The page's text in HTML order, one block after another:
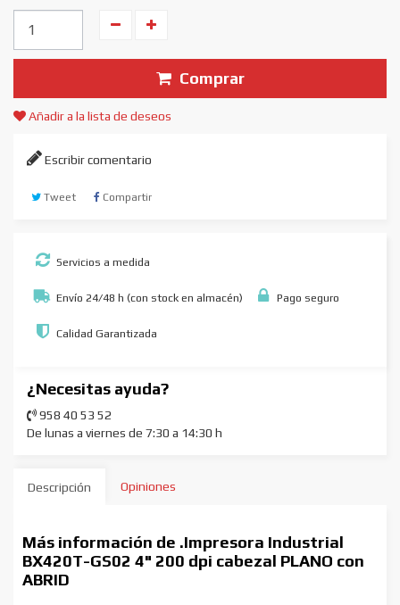
Comprar
Añadir a la lista de deseos
Escribir comentario
Tweet Compartir
Servicios a medida
Envío 24/48 h (con stock en almacén) Pago seguro
Calidad Garantizada
¿Necesitas ayuda?
958 40 53 52
De lunas a viernes de 7:30 a 14:30 h
Descripción Opiniones
Más información de .Impresora Industrial
BX420T-GS02 4" 200 dpi cabezal PLANO con
ABRID